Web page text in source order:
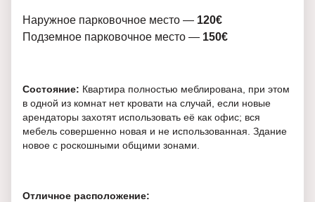
Наружное парковочное место — 120€
Подземное парковочное место — 150€
Состояние: Квартира полностью меблирована, при этом
в одной из комнат нет кровати на случай, если новые
арендаторы захотят использовать её как офис; вся
мебель совершенно новая и не использованная. Здание
новое с роскошными общими зонами.
Отличное расположение: